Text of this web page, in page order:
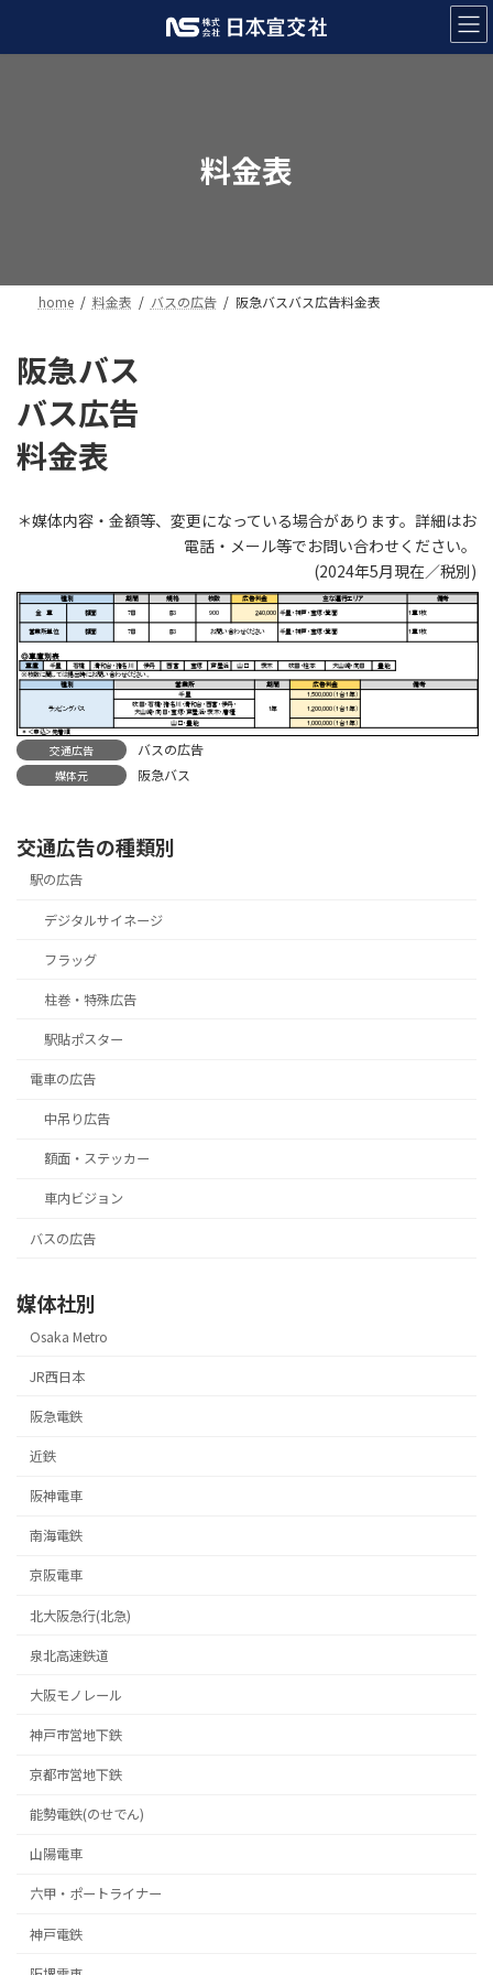
テ
ゲ
料金表
home 料金表 バスの広告 阪急バスバス広告料金表
阪急バス
バス広告
料金表
＊媒体内容・金額等、変更になっている場合があります。詳細はお
電話・メール等でお問い合わせください。
(2024年5月現在／税別)
交通広告 バスの広告
媒体元 阪急バス
交通広告の種類別
駅の広告
デジタルサイネージ
フラッグ
柱巻・特殊広告
駅貼ポスター
電車の広告
中吊り広告
額面・ステッカー
車内ビジョン
バスの広告
媒体社別
Osaka Metro
JR西日本
阪急電鉄
近鉄
阪神電車
南海電鉄
京阪電車
北大阪急行(北急)
泉北高速鉄道
大阪モノレール
神戸市営地下鉄
京都市営地下鉄
能勢電鉄(のせでん)
山陽電車
六甲・ポートライナー
神戸電鉄